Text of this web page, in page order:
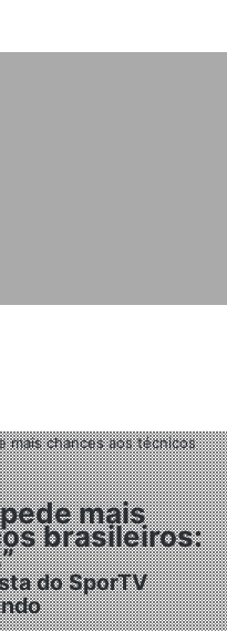
mais chances aos técnicos
mais
brasileiros:
do SporTV